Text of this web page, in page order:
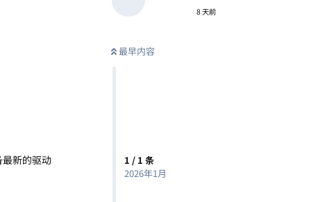
8 天前
最早内容
1 / 1 条
2026年1月
新的驱动